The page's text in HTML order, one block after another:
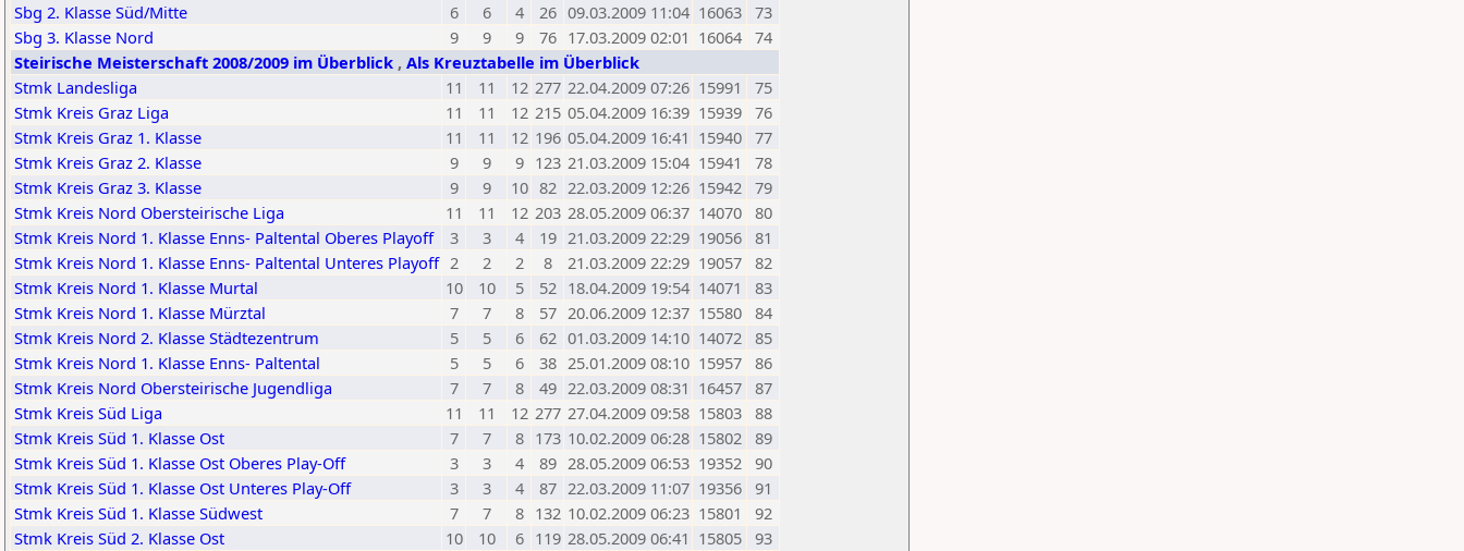
Sbg 2. Klasse Süd/Mitte
6 6 4 26 09.03.2009 11:04 16063 73
Sbg 3. Klasse Nord
9 9 9 76 17.03.2009 02:01 16064 74
Steirische Meisterschaft 2008/2009 im Überblick , Als Kreuztabelle im Überblick
Stmk Landesliga
11 11 12 277 22.04.2009 07:26 15991
75
Stmk Kreis Graz Liga
11 11 12 215 05.04.2009 16:39 15939 76
Stmk Kreis Graz 1. Klasse
11 11 12 196 05.04.2009 16:41 15940 77
Stmk Kreis Graz 2. Klasse
9 9 9 123 21.03.2009 15:04 15941
78
Stmk Kreis Graz 3. Klasse
9 9 10 82 22.03.2009 12:26 15942 79
Stmk Kreis Nord Obersteirische Liga
11 11 12 203 28.05.2009 06:37 14070 80
Stmk Kreis Nord 1. Klasse Enns- Paltental Oberes Playoff
3 3 4 19 21.03.2009 22:29 19056 81
Stmk Kreis Nord 1. Klasse Enns- Paltental Unteres Playoff 2 2 2 8 21.03.2009 22:29 19057 82
Stmk Kreis Nord 1. Klasse Murtal
10 10 5 52 18.04.2009 19:54 14071
83
Stmk Kreis Nord 1. Klasse Mürztal
7 7 8 57 20.06.2009 12:37 15580 84
Stmk Kreis Nord 2. Klasse Städtezentrum
5 5 6 62 01.03.2009 14:10 14072 85
Stmk Kreis Nord 1. Klasse Enns- Paltental
5 5 6 38 25.01.2009 08:10 15957 86
Stmk Kreis Nord Obersteirische Jugendliga
7 7 8 49 22.03.2009 08:31 16457 87
Stmk Kreis Süd Liga
11 11 12 277 27.04.2009 09:58 15803 88
Stmk Kreis Süd 1. Klasse Ost
7 7 8 173 10.02.2009 06:28 15802 89
Stmk Kreis Süd 1. Klasse Ost Oberes Play-Off
3 3 4 89 28.05.2009 06:53 19352 90
Stmk Kreis Süd 1. Klasse Ost Unteres Play-Off
3 3 4 87 22.03.2009 11:07 19356 91
Stmk Kreis Süd 1. Klasse Südwest
7 7 8 132 10.02.2009 06:23 15801
92
Stmk Kreis Süd 2. Klasse Ost
10 10 6 119 28.05.2009 06:41 15805 93